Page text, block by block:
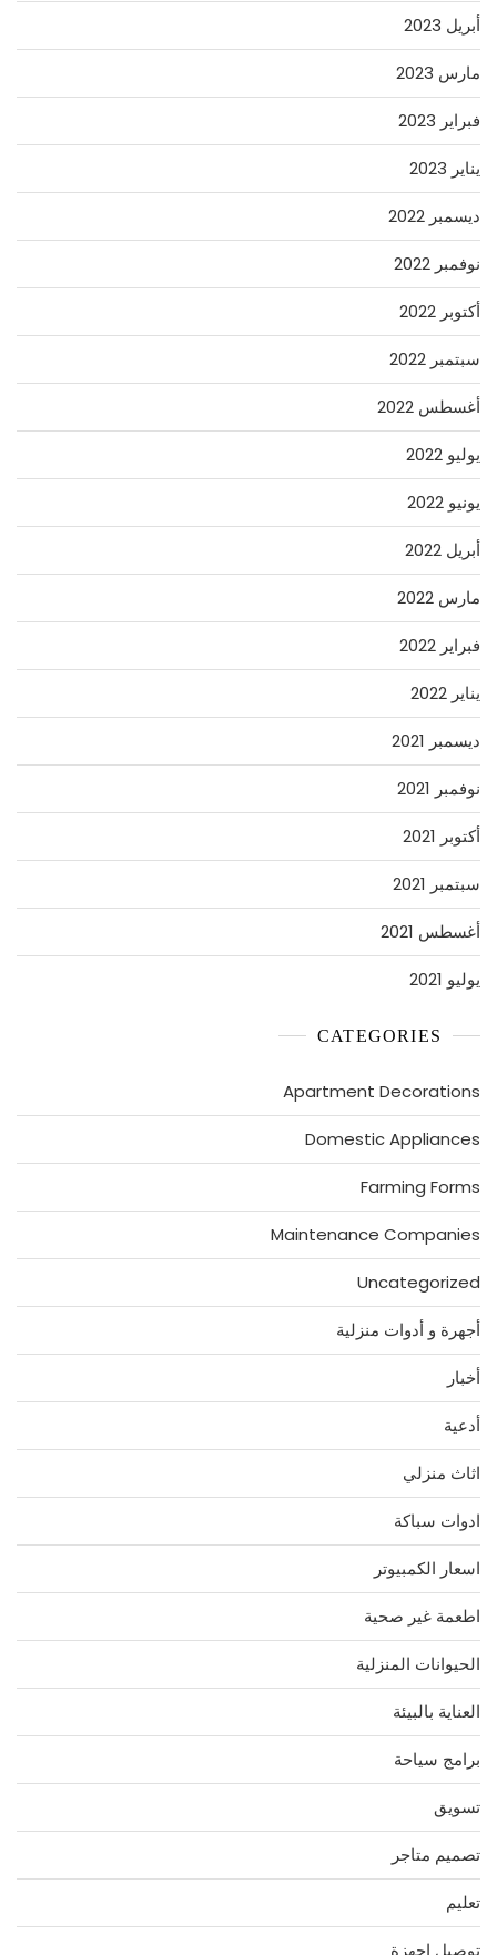
أبريل 2023
مارس 2023
فبراير 2023
يناير 2023
ديسمبر 2022
نوفمبر 2022
أكتوبر 2022
سبتمبر 2022
أغسطس 2022
يوليو 2022
يونيو 2022
أبريل 2022
مارس 2022
فبراير 2022
يناير 2022
ديسمبر 2021
نوفمبر 2021
أكتوبر 2021
سبتمبر 2021
أغسطس 2021
يوليو 2021
CATEGORIES
Apartment Decorations
Domestic Appliances
Farming Forms
Maintenance Companies
Uncategorized
أجهرة و أدوات منزلية
أخبار
أدعية
اثاث منزلي
ادوات سباكة
اسعار الكمبيوتر
اطعمة غير صحية
الحيوانات المنزلية
العناية بالبيئة
برامج سياحة
تسويق
تصميم متاجر
تعليم
توصيل اجهزة